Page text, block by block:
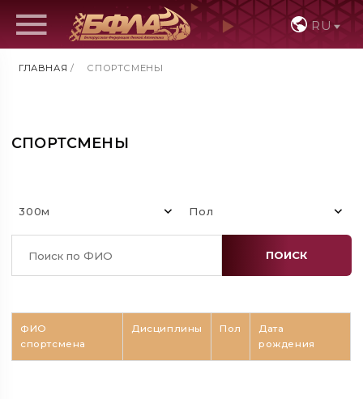
RU
ГЛАВНАЯ / СПОРТСМЕНЫ
СПОРТСМЕНЫ
300м Пол
ПОИСК
ФИО
спортсмена
Дисциплины Пол
Дата
рождения